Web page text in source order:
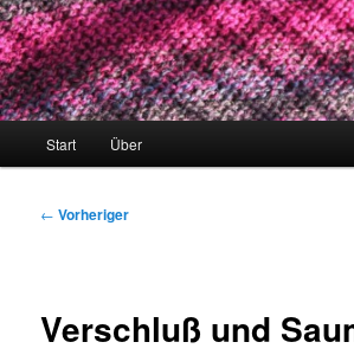
Start Über
Beitragsnavigation
← Vorheriger
Verschluß und